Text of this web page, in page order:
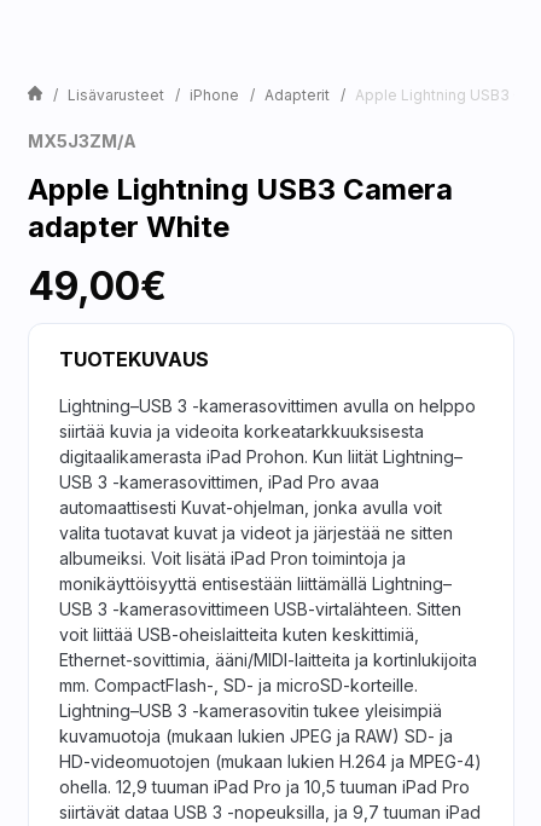
Lisävarusteet iPhone Adapterit Apple Lightning USB3
MX5J3ZM/A
Apple Lightning USB3 Camera
adapter White
49,00€
TUOTEKUVAUS
Lightning–USB 3 -kamerasovittimen avulla on helppo
siirtää kuvia ja videoita korkeatarkkuuksisesta
digitaalikamerasta iPad Prohon. Kun liität Lightning–
USB 3 -kamerasovittimen, iPad Pro avaa
automaattisesti Kuvat-ohjelman, jonka avulla voit
valita tuotavat kuvat ja videot ja järjestää ne sitten
albumeiksi. Voit lisätä iPad Pron toimintoja ja
monikäyttöisyyttä entisestään liittämällä Lightning–
USB 3 -kamerasovittimeen USB-virtalähteen. Sitten
voit liittää USB-oheislaitteita kuten keskittimiä,
Ethernet-sovittimia, ääni/MIDI-laitteita ja kortinlukijoita
mm. CompactFlash-, SD- ja microSD-korteille.
Lightning–USB 3 -kamerasovitin tukee yleisimpiä
kuvamuotoja (mukaan lukien JPEG ja RAW) SD- ja
HD-videomuotojen (mukaan lukien H.264 ja MPEG-4)
ohella. 12,9 tuuman iPad Pro ja 10,5 tuuman iPad Pro
siirtävät dataa USB 3 -nopeuksilla, ja 9,7 tuuman iPad